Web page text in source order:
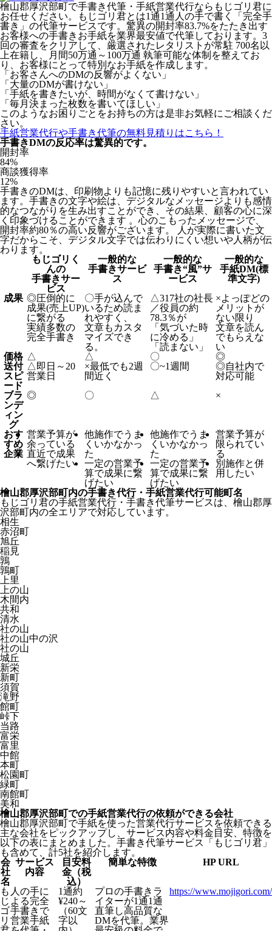
檜山郡厚沢部町で手書き代筆・手紙営業代行ならもじゴリ君に
お任せください。もじゴリ君とは1通1通人の手で書く「完全手
書き」の代筆サービスです。驚異の開封率83.7%をたたき出す
お客様への手書きお手紙を業界最安値で代筆しております。3
回の審査をクリアして、厳選されたレタリストが常駐 700名以
上在籍し、月間50万通～100万通 執筆可能な体制を整えてお
り、お客様にとって特別なお手紙を作成します。
「お客さんへのDMの反響がよくない」
「大量のDMが書けない」
「手紙を書きたいが、時間がなくて書けない」
「毎月決まった枚数を書いてほしい」
このようなお困りごとをお持ちの方は是非お気軽にご相談くだ
さい。
手紙営業代行や手書き代筆の無料見積りはこちら！
手書きDMの反応率は驚異的です。
開封率
84%
商談獲得率
12%
手書きのDMは、印刷物よりも記憶に残りやすいと言われてい
ます。手書きの文字や絵は、デジタルなメッセージよりも感情
的なつながりを生み出すことができ、その結果、顧客の心に深
く印象づけることができます 。心のこもったメッセージで、
開封率約80％の高い反響がございます。 人が実際に書いた文
字だからこそ、デジタル文字では伝わりにくい想いや人柄が伝
わります。
もじゴリく
んの
手書きサー
ビス
一般的な
手書きサービ
ス
一般的な
手書き“風”サ
ービス
一般的な
手紙DM(標
準文字)
成果 ◎圧倒的に
成果(売上UP)
に繋がる
実績多数の
完全手書き
〇手が込んで
いるため読ま
れやすく、
文章もカスタ
マイズでき
る。
△317社の社長
／役員の約
78.3％が
「気づいた時
に冷める」
「読まない」
×よっぽどの
メリットが
ない限り
文章を読ん
でもらえな
い
価格 △ △ 〇
◎
送付
スピ
ード
△ 即日～20
営業日
×最低でも2週
間近く
〇~1週間 ◎自社内で
対応可能
ブラ
ンデ
ィン
グ
◎ 〇 △ ×
おす
すめ
企業
営業予算が
余っている
直近で成果
へ繋げたい
他施作でうま
くいかなかっ
た
一定の営業予
算で成果に繋
げたい
他施作でうま
くいかなかっ
た
一定の営業予
算で成果に繋
げたい
営業予算が
限られてい
る
別施作と併
用したい
檜山郡厚沢部町内の手書き代行・手紙営業代行可能町名
もじゴリ君の手紙営業代行・手書き代筆サービスは、檜山郡厚
沢部町内の全エリアで対応しています。
相生
赤沼町
旭丘
稲見
鶉
鶉町
上里
上の山
木間内
共和
清水
社の山
社の山中の沢
社の山
城丘
新栄
新町
須賀
滝野
館町
峠下
当路
富栄
富里
中館
本町
松園町
緑町
南館町
美和
檜山郡厚沢部町での手紙営業代行の依頼ができる会社
檜山郡厚沢部町で手紙を使った営業代行サービスを依頼できる
主な会社をピックアップし、サービス内容や料金目安、特徴を
以下の表にまとめました。手書き代筆サービス「もじゴリ君」
も含めて、計5社を紹介します。
会
社
名
サービス
内容
目安料
金（税
込）
簡単な特徴 HP URL
も
じ
ゴ
リ
人の手に
よる完全
手書きで
営業手紙
1通約
¥240～
（60文
字以
プロの手書きラ
イターが1通1通
直筆し高品質な
DMを代筆。業界
https://www.mojigori.com/